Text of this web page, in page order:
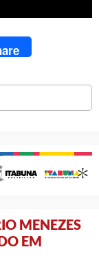
MENEZES
EM